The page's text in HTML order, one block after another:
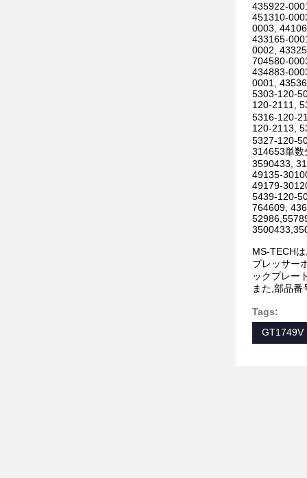
435922-
451310-
0003,
433165-
0002,
704580-
434883-
0001,
5303-120-
120-2111,
5316-120-
120-2113,
5327-120-
314653単数
3590433,
49135-
49179-
5439-120-
764609,
MS-TECH
プレッサー
ックプレー
また,部品
Tags:
GT1749V